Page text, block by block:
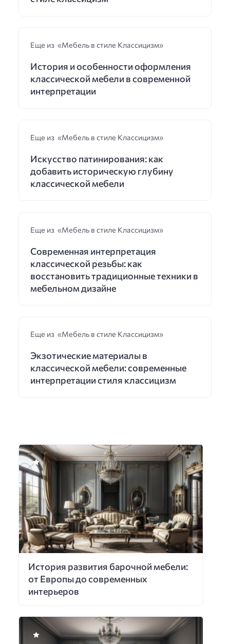
Еще из «Мебель в стиле Классицизм»
История и особенности оформления
классической мебели в современной
интерпретации
Еще из «Мебель в стиле Классицизм»
Искусство патинирования: как
добавить историческую глубину
классической мебели
Еще из «Мебель в стиле Классицизм»
Современная интерпретация
классической резьбы: как
восстановить традиционные техники в
мебельном дизайне
Еще из «Мебель в стиле Классицизм»
Экзотические материалы в
классической мебели: современные
интерпретации стиля классицизм
История развития барочной мебели:
от Европы до современных
интерьеров